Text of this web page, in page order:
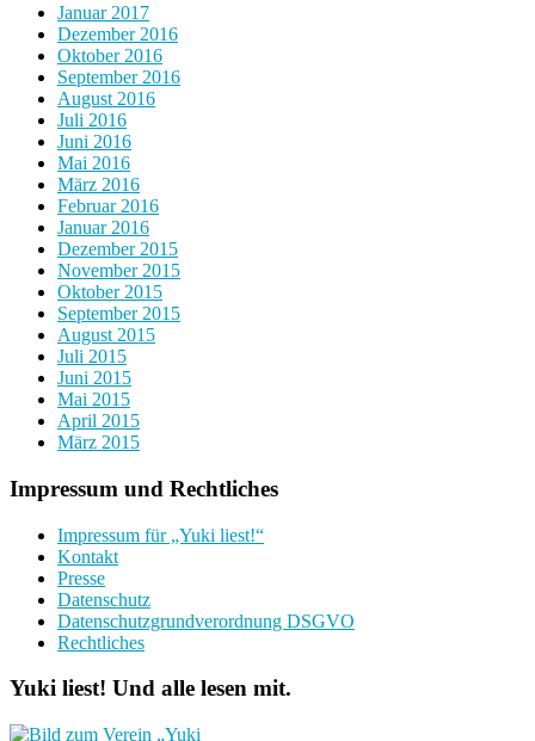
Januar 2017
Dezember 2016
Oktober 2016
September 2016
August 2016
Juli 2016
Juni 2016
Mai 2016
März 2016
Februar 2016
Januar 2016
Dezember 2015
November 2015
Oktober 2015
September 2015
August 2015
Juli 2015
Juni 2015
Mai 2015
April 2015
März 2015
Impressum und Rechtliches
Impressum für „Yuki liest!“
Kontakt
Presse
Datenschutz
Datenschutzgrundverordnung DSGVO
Rechtliches
Yuki liest! Und alle lesen mit.